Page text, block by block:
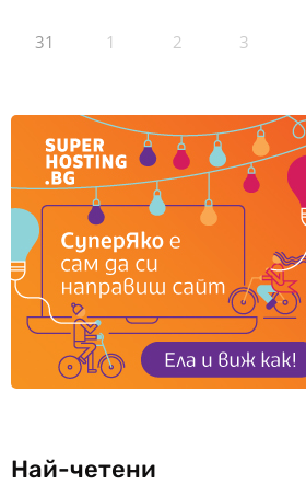
31 1 2 3
Най-четени